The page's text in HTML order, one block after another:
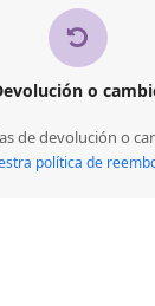
o
de devolución o
política de